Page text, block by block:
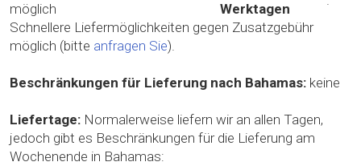
möglich
Werktagen
Schnellere Liefermöglichkeiten gegen Zusatzgebühr
möglich (bitte anfragen Sie).
Beschränkungen für Lieferung nach Bahamas: keine
Liefertage: Normalerweise liefern wir an allen Tagen,
jedoch gibt es Beschränkungen für die Lieferung am
Wochenende in Bahamas: